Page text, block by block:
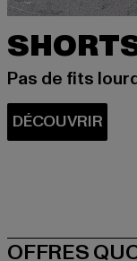
Pas de fits
OFFRES